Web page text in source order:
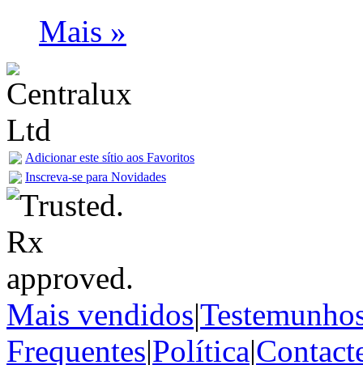
Mais »
Adicionar este sítio aos Favoritos
Inscreva-se para Novidades
Mais vendidos|
Frequentes|Política|